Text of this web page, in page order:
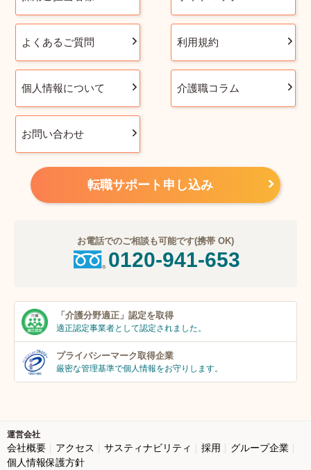
よくあるご質問 利用規約
個人情報について 介護職コラム
お問い合わせ
転職サポート申し込み
お電話でのご相談も可能です(携帯 OK)
0120-941-653
「介護分野適正」 認定を取得
適正認定事業者として認定されました。
プライバシーマーク取得企業
厳密な管理基準で個人情報をお守りします。
運営会社
会社概要 アクセス サスティナビリティ 採用
グループ企業
個人情報保護方針